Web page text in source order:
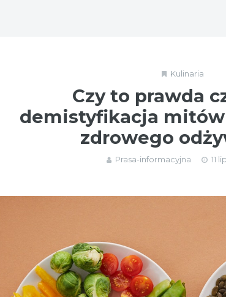
Kulinaria
Czy to prawda
demistyfikacja
zdrowego
Prasa-informacyjna 11